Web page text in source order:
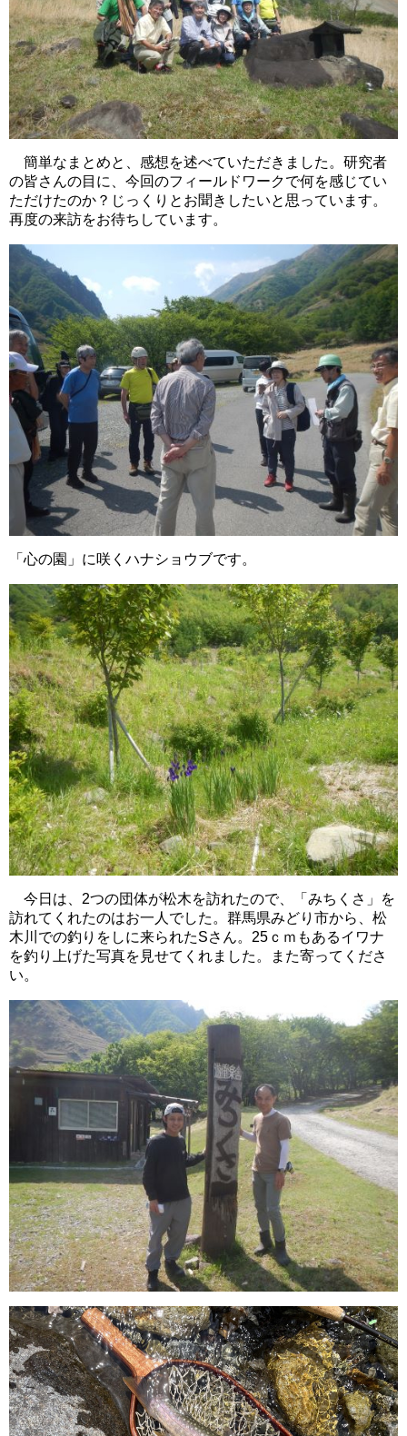
簡単なまとめと、感想を述べていただきました。研究者
の皆さんの目に、今回のフィールドワークで何を感じてい
ただけたのか？じっくりとお聞きしたいと思っています。
再度の来訪をお待ちしています。
「心の園」に咲くハナショウブです。
今日は、2つの団体が松木を訪れたので、「みちくさ」を
訪れてくれたのはお一人でした。群馬県みどり市から、松
木川での釣りをしに来られたSさん。25ｃｍもあるイワナ
を釣り上げた写真を見せてくれました。また寄ってくださ
い。